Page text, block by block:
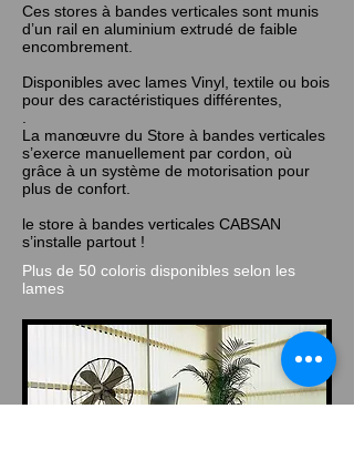
Ces stores à bandes verticales sont munis
d’un rail en aluminium extrudé de faible
encombrement.
Disponibles avec lames Vinyl, textile ou bois
pour des caractéristiques différentes,
La manœuvre du Store à bandes verticales
s’exerce manuellement par cordon, où
grâce à un système de motorisation pour
plus de confort.
le store à bandes verticales CABSAN
s’installe partout !
Plus de 50 coloris disponibles selon les
lames